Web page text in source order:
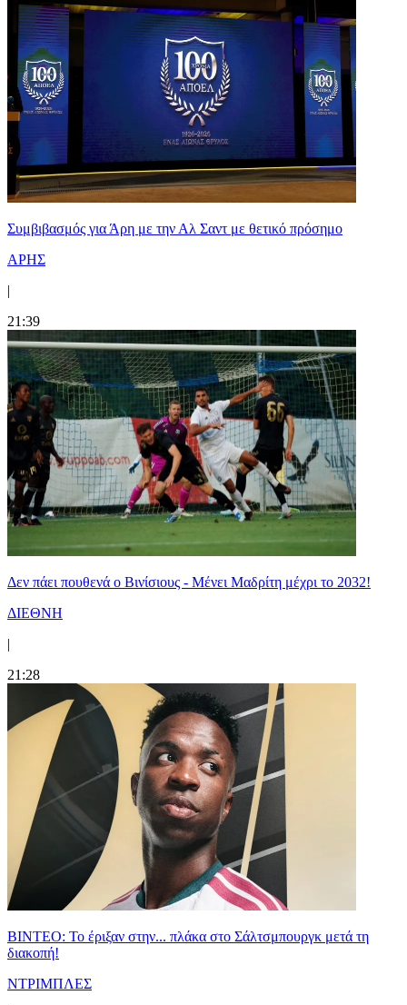
Συμβιβασμός για Άρη με την Αλ Σαντ με θετικό πρόσημο
ΑΡΗΣ
|
21:39
Δεν πάει πουθενά ο Βινίσιους - Μένει Μαδρίτη μέχρι το 2032!
ΔΙΕΘΝΗ
|
21:28
ΒΙΝΤΕΟ: Το έριξαν στην... πλάκα στο Σάλτσμπουργκ μετά τη
διακοπή!
ΝΤΡΙΜΠΛΕΣ